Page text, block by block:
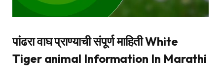
पांढरा वाघ प्राण्याची संपूर्ण माहिती White
Tiger animal Information In Marathi